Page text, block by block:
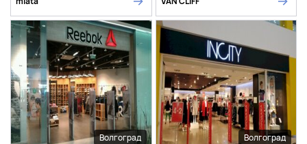
Волгоград Волгоград